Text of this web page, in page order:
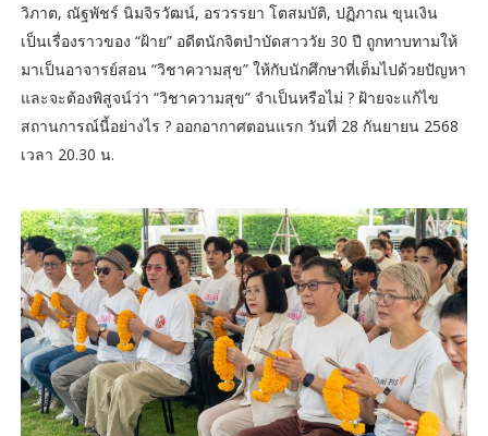
วิภาต, ณัฐพัชร์ นิมจิรวัฒน์, อรวรรยา โตสมบัติ, ปฏิภาณ ขุนเงิน
เป็นเรื่องราวของ “ฝ้าย” อดีตนักจิตบำบัดสาววัย 30 ปี ถูกทาบทามให้
มาเป็นอาจารย์สอน “วิชาความสุข” ให้กับนักศึกษาที่เต็มไปด้วยปัญหา
และจะต้องพิสูจน์ว่า “วิชาความสุข” จำเป็นหรือไม่ ? ฝ้ายจะแก้ไข
สถานการณ์นี้อย่างไร ? ออกอากาศตอนแรก วันที่ 28 กันยายน 2568
เวลา 20.30 น.